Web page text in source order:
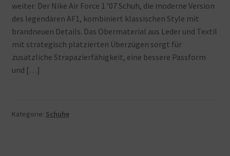
weiter: Der Nike Air Force 1 ’07 Schuh, die moderne Version
des legendären AF1, kombiniert klassischen Style mit
brandneuen Details. Das Obermaterial aus Leder und Textil
mit strategisch platzierten Überzügen sorgt für
zusätzliche Strapazierfähigkeit, eine bessere Passform
und […]
Kategorie: Schuhe